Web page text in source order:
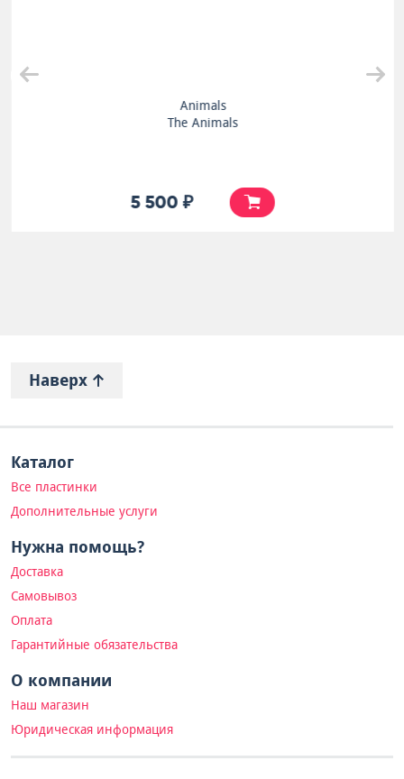
Animals
The Animals
5 500 ₽
Наверх
Каталог
Все пластинки
Дополнительные услуги
Нужна помощь?
Доставка
Самовывоз
Оплата
Гарантийные обязательства
О компании
Наш магазин
Юридическая информация